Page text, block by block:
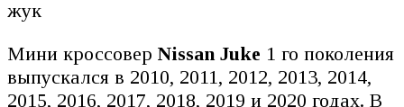
Мини кроссовер Nissan Juke 1 го поколения
выпускался в 2010, 2011, 2012, 2013, 2014,
2015, 2016, 2017, 2018, 2019 и 2020 годах. В